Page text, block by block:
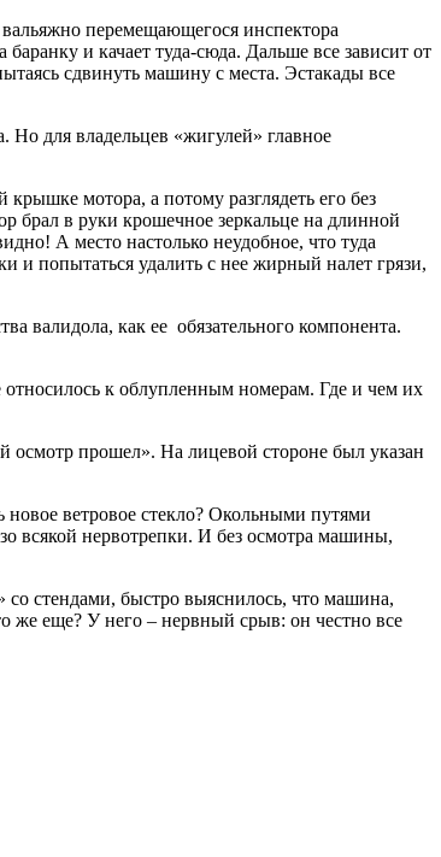
перемещающегося инспектора
и качает туда-сюда. Дальше все зависит от
сдвинуть машину с места. Эстакады все
Но для владельцев «жигулей» главное
мотора, а потому разглядеть его без
брал в руки крошечное зеркальце на длинной
А место настолько неудобное, что туда
и попытаться удалить с нее жирный налет грязи,
валидола, как ее обязательного компонента.
к облупленным номерам. Где и чем их
осмотр прошел». На лицевой стороне был указан
ветровое стекло? Окольными путями
всякой нервотрепки. И без осмотра машины,
стендами, быстро выяснилось, что машина,
же еще? У него – нервный срыв: он честно все